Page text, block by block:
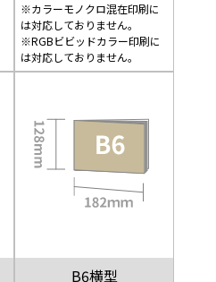
※カラーモノクロ混在印刷に
は対応しておりません。
※RGBビビッドカラー印刷に
は対応しておりません。
B6横型